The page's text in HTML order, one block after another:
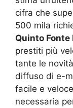
cifra che
500 mila
Quinto
prestiti più
tante le
diffuso di e-
facile e
necessaria